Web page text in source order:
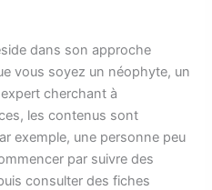
dans son approche
vous soyez un néophyte, un
cherchant à
les contenus sont
exemple, une personne peu
par suivre des
consulter des fiches